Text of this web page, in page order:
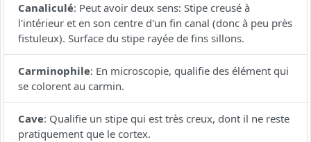
Canaliculé: Peut avoir deux sens: Stipe creusé à
l'intérieur et en son centre d'un fin canal (donc à peu près
fistuleux). Surface du stipe rayée de fins sillons.
Carminophile: En microscopie, qualifie des élément qui
se colorent au carmin.
Cave: Qualifie un stipe qui est très creux, dont il ne reste
pratiquement que le cortex.